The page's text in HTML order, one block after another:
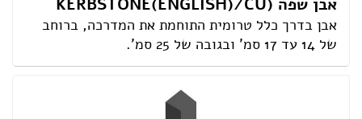
אבן שפה (KERBSTONE(ENGLISH)/CU
אבן בדרך כלל טרומית התוחמת את המדרכה, ברוחב
של 14 עד 17 סמ' ובגובה של 25 סמ'.